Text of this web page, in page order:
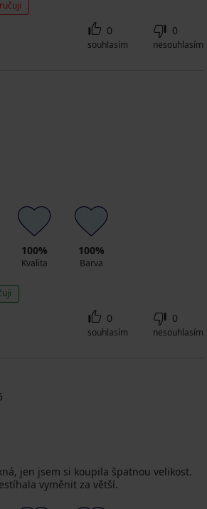
0
souhlasím
0
nesouhlasím
100%
Kvalita
100%
Barva
0
souhlasím
0
nesouhlasím
jen jsem si koupila špatnou velikost.
vyměnit za větší.